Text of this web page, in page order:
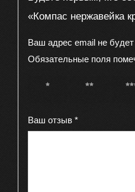
«Компас нержавейка
Ваш адрес email не будет
Обязательные поля
1 из 5
2 из 5
3 из
Ваш отзыв *